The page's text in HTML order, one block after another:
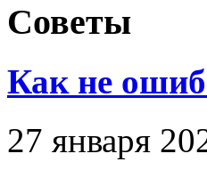
Советы
Как не
27 января